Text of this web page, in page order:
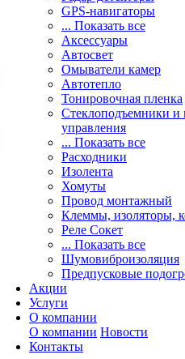
GPS-навигаторы
... Показать все
Аксессуары
Автосвет
Омыватели камер
Автотепло
Тонировочная пленка
Стеклоподъемники и
управления
... Показать все
Расходники
Изолента
Хомуты
Провод монтажный
Клеммы, изоляторы,
Реле Сокет
... Показать все
Шумовиброизоляция
Предпусковые
Акции
Услуги
О компании
О компании Новости
Контакты